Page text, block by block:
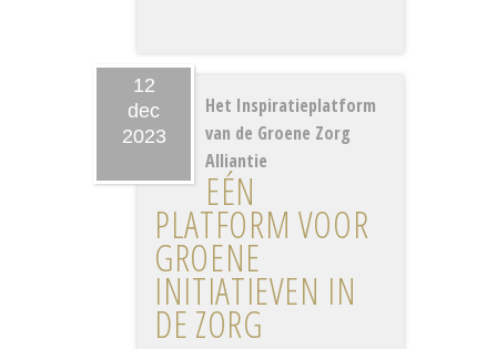
12
dec
2023
Het Inspiratieplatform
van de Groene Zorg
Alliantie
EÉN
PLATFORM VOOR
GROENE
INITIATIEVEN IN
DE ZORG